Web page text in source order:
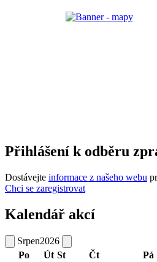
Přihlášení k odběru
Dostávejte informace z našeho webu
Chci se zaregistrovat
Kalendář akcí
Srpen2026
Po
Út St Čt Pá